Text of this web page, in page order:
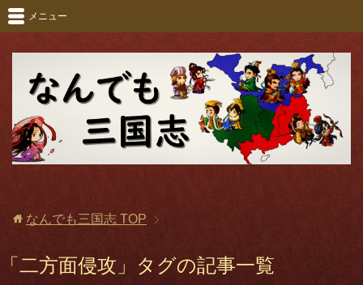
メニュー
なんでも三国志 TOP
「二方面侵攻」タグの記事一覧